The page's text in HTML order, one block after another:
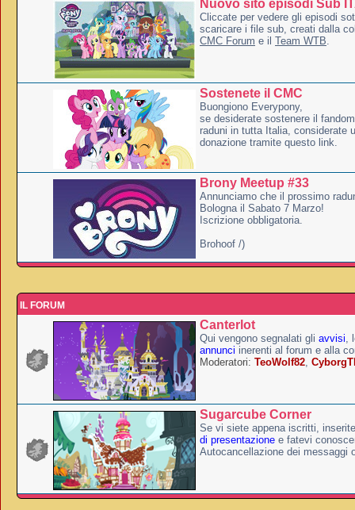
Nuovo sito episodi Sub
Cliccate per vedere gli episodi
scaricare i file sub, creati dalla
CMC Forum e il Team WTB.
Sostenete il CMC
Buongiono Everypony,
se desiderate sostenere il
raduni in tutta Italia, considerate
donazione tramite questo link.
Brony Meetup #33
Annunciamo che il prossimo
Bologna il Sabato 7 Marzo!
Iscrizione obbligatoria.
Brohoof /)
IL FORUM
Canterlot
Qui vengono segnalati gli avvisi,
annunci inerenti al forum e alla
Moderatori: TeoWolf82,
Sugarcube Corner
Se vi siete appena iscritti,
di presentazione e fatevi
Autocancellazione dei messaggi